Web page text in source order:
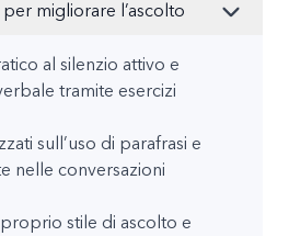
migliorare l’ascolto
al silenzio attivo e
tramite esercizi
sull’uso di parafrasi e
nelle conversazioni
stile di ascolto e